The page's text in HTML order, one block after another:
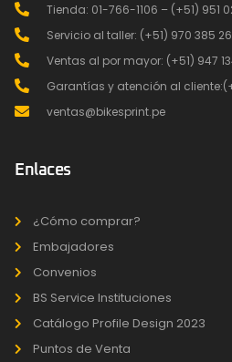
Tienda: 01-766-1106 – (+51) 951
Servicio al taller: (+51) 970 385
Ventas al por mayor: (+51) 947
Garantías y atención al
ventas@bikesprint.pe
Enlaces
¿Cómo comprar?
Embajadores
Convenios
BS Service Instituciones
Catálogo Profile Design 2023
Puntos de Venta